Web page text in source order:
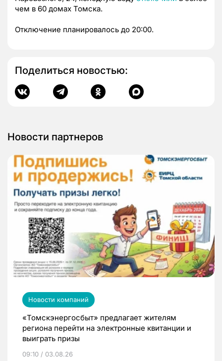
чем в 60 домах Томска.
Отключение планировалось до 20:00.
Поделиться новостью:
Новости партнеров
Новости компаний
«Томскэнергосбыт» предлагает жителям
региона перейти на электронные квитанции и
выиграть призы
09:10 / 03.08.26